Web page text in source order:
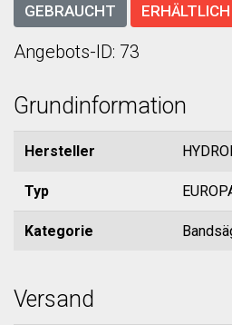
GEBRAUCHT ERHÄLTLICH
Angebots-ID: 73
Grundinformation
Hersteller
Typ
Kategorie
Versand